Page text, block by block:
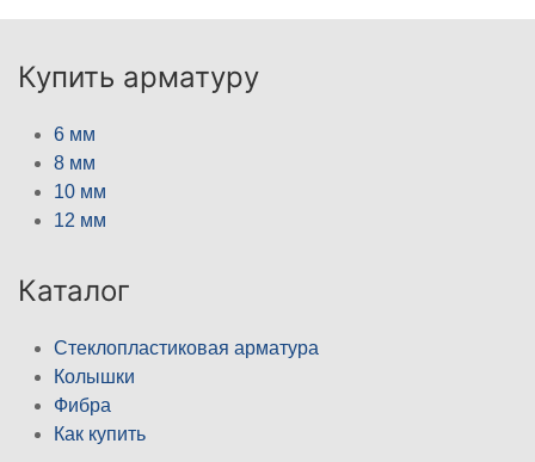
Купить арматуру
6 мм
8 мм
10 мм
12 мм
Каталог
Стеклопластиковая арматура
Колышки
Фибра
Как купить